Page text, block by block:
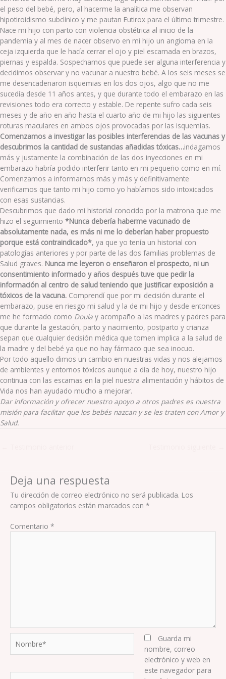
el peso del bebé, pero, al hacerme la analítica me observan
hipotiroidismo subclínico y me pautan Eutirox para el último trimestre.
Nace mi hijo con parto con violencia obstétrica al inicio de la
pandemia y al mes de nacer observo en mi hijo un angioma en la
ceja izquierda que le hacía cerrar el ojo y piel escamada en brazos,
piernas y espalda. Sospechamos que puede ser alguna interferencia y
decidimos observar y no vacunar a nuestro bebé. A los seis meses se
me desencadenaron isquemias en los dos ojos, algo que no me
sucedía desde 11 años antes, y que durante todo el embarazo en las
revisiones todo era correcto y estable. De repente sufro cada seis
meses y de año en año hasta el cuarto año de mi hijo las siguientes
roturas maculares en ambos ojos provocadas por las isquemias.
Comenzamos a investigar las posibles interferencias de las vacunas y
descubrimos la cantidad de sustancias añadidas tóxicas…indagamos
más y justamente la combinación de las dos inyecciones en mi
embarazo habría podido interferir tanto en mi pequeño como en mí.
Comenzamos a informarnos más y más y definitivamente
verificamos que tanto mi hijo como yo habíamos sido intoxicados
con esas sustancias.
Descubrimos que dado mi historial conocido por la matrona que me
hizo el seguimiento *Nunca debería haberme vacunado de
absolutamente nada, es más ni me lo deberían haber propuesto
porque está contraindicado*, ya que yo tenía un historial con
patologías anteriores y por parte de las dos familias problemas de
Salud graves. Nunca me leyeron o enseñaron el prospecto, ni un
consentimiento informado y años después tuve que pedir la
información al centro de salud teniendo que justificar exposición a
tóxicos de la vacuna. Comprendí que por mi decisión durante el
embarazo, puse en riesgo mi salud y la de mi hijo y desde entonces
me he formado como Doula y acompaño a las madres y padres para
que durante la gestación, parto y nacimiento, postparto y crianza
sepan que cualquier decisión médica que tomen implica a la salud de
la madre y del bebé ya que no hay fármaco que sea inocuo.
Por todo aquello dimos un cambio en nuestras vidas y nos alejamos
de ambientes y entornos tóxicos aunque a día de hoy, nuestro hijo
continua con las escamas en la piel nuestra alimentación y hábitos de
Vida nos han ayudado mucho a mejorar.
Dar información y ofrecer nuestro apoyo a otros padres es nuestra
misión para facilitar que los bebés nazcan y se les traten con Amor y
Salud.
Deja una respuesta
Tu dirección de correo electrónico no será publicada. Los
campos obligatorios están marcados con *
Comentario *
Guarda mi
nombre, correo
electrónico y web en
este navegador para